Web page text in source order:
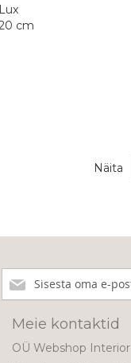
cm
Näita
meie
Meie kontaktid
OÜ Webshop Interior